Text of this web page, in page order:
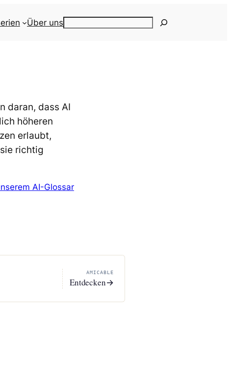
Über uns
daran, dass AI
höheren
erlaubt,
richtig
AI-Glossar
AMICABLE
Entdecken→